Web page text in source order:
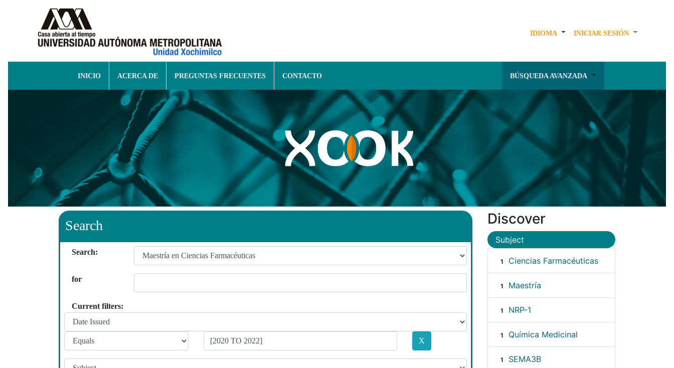
IDIOMA INICIAR SESIÓN
INICIO ACERCA DE PREGUNTAS FRECUENTES CONTACTO BÚSQUEDA AVANZADA
Search
Search:
for
Current filters:
Discover
Subject
1 Ciencias Farmacéuticas
1 Maestría
1 NRP-1
1 Química Medicinal
1 SEMA3B